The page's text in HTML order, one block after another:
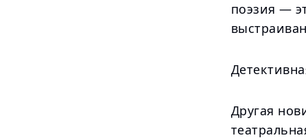
поэзия —
Другая